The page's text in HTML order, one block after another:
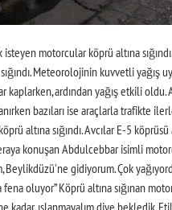
motorcular köprü altına
Meteorolojinin kuvvetli yağış
ardından yağış etkili oldu.
bazıları ise araçlarla trafikte
altına sığındı. Avcılar E-5
konuşan Abdulcebbar isimli
gidiyorum. Çok
oluyor” Köprü altına sığınan